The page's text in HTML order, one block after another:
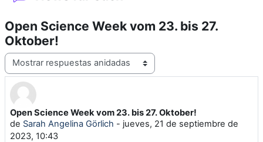
Open Science Week vom 23. bis 27.
Oktober!
Mostrar modo
Open Science Week vom 23. bis 27. Oktober!
de Sarah Angelina Görlich - jueves, 21 de septiembre de
2023, 10:43
Número de respuestas: 0